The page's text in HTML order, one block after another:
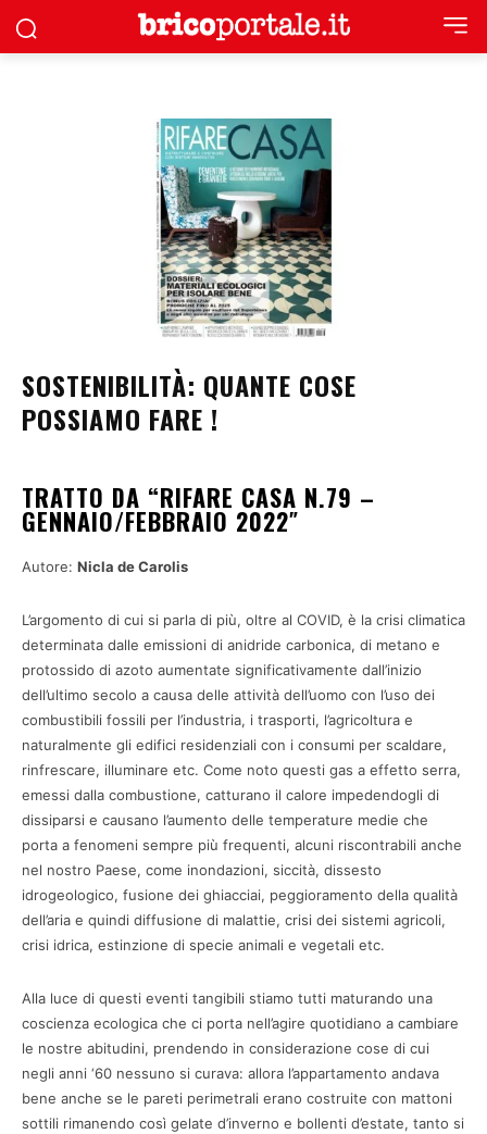
SOSTENIBILITÀ: QUANTE COSE
POSSIAMO FARE !
TRATTO DA “RIFARE CASA N.79 –
GENNAIO/FEBBRAIO 2022″
Autore: Nicla de Carolis
L’argomento di cui si parla di più, oltre al COVID, è la crisi climatica
determinata dalle emissioni di anidride carbonica, di metano e
protossido di azoto aumentate significativamente dall’inizio
dell’ultimo secolo a causa delle attività dell’uomo con l’uso dei
combustibili fossili per l’industria, i trasporti, l’agricoltura e
naturalmente gli edifici residenziali con i consumi per scaldare,
rinfrescare, illuminare etc. Come noto questi gas a effetto serra,
emessi dalla combustione, catturano il calore impedendogli di
dissiparsi e causano l’aumento delle temperature medie che
porta a fenomeni sempre più frequenti, alcuni riscontrabili anche
nel nostro Paese, come inondazioni, siccità, dissesto
idrogeologico, fusione dei ghiacciai, peggioramento della qualità
dell’aria e quindi diffusione di malattie, crisi dei sistemi agricoli,
crisi idrica, estinzione di specie animali e vegetali etc.
Alla luce di questi eventi tangibili stiamo tutti maturando una
coscienza ecologica che ci porta nell’agire quotidiano a cambiare
le nostre abitudini, prendendo in considerazione cose di cui
negli anni ‘60 nessuno si curava: allora l’appartamento andava
bene anche se le pareti perimetrali erano costruite con mattoni
sottili rimanendo così gelate d’inverno e bollenti d’estate, tanto si